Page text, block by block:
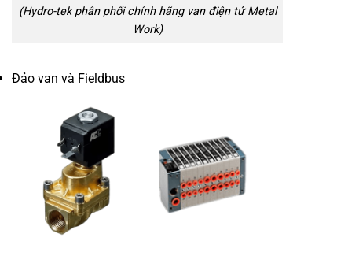
(Hydro-tek phân phối chính hãng van điện tử Metal
Work)
Đảo van và Fieldbus